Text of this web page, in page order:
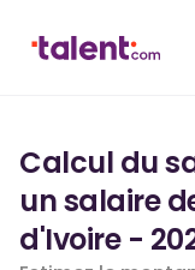
Calcul du
un salaire
d'Ivoire -